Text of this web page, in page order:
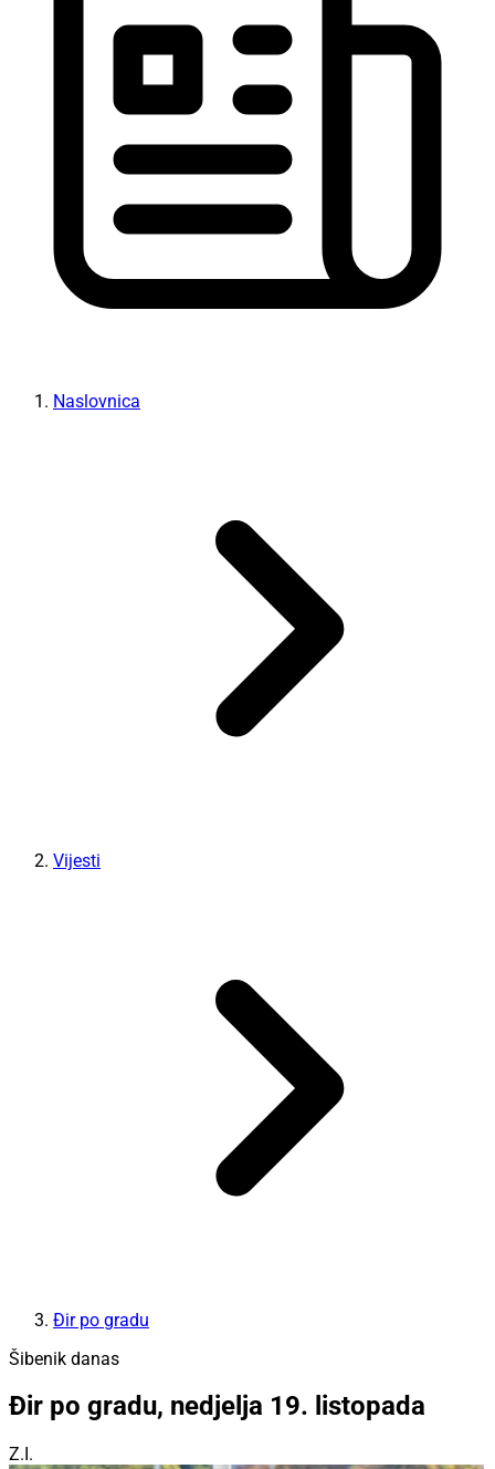
Naslovnica
Vijesti
Đir po gradu
Šibenik danas
Đir po gradu, nedjelja 19. listopada
Z.I.